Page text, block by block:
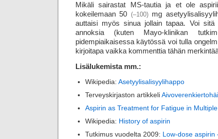
Mikäli sairastat MS-tautia ja et ole
kokeilemaan 50 (–100)mg
auttaisi myös sinua jollain tapaa. Voi sitä
annoksia (kuten Mayo-klinikan
pidempiaikaisessa käytössä voi tulla
kirjoitapa vaikka kommenttia tähän
Lisälukemista mm.:
Wikipedia: Asetyylisalisyylihappo
Terveyskirjaston artikkeli
Aspirin as Treatment for Fatigue in
Wikipedia: History of aspirin
Tutkimus vuodelta 2009: Low-dose aspirin